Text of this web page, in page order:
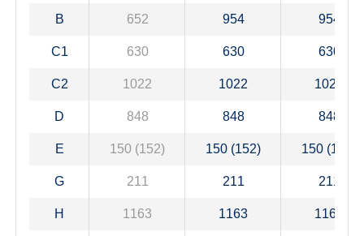
B 652 954 954
C1 630 630 630
C2 1022 1022 1022
D 848 848 848
E 150 (152) 150 (152) 150 (152)
G 211 211 211
H 1163 1163 1163